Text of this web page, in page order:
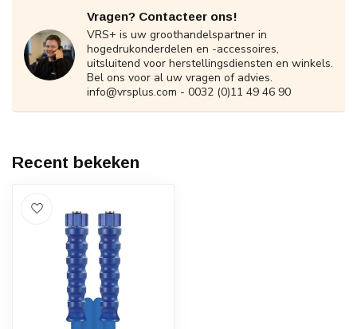
Vragen? Contacteer ons!
VRS+ is uw groothandelspartner in
hogedrukonderdelen en -accessoires,
uitsluitend voor herstellingsdiensten en winkels.
Bel ons voor al uw vragen of advies.
info@vrsplus.com - 0032 (0)11 49 46 90
Recent bekeken